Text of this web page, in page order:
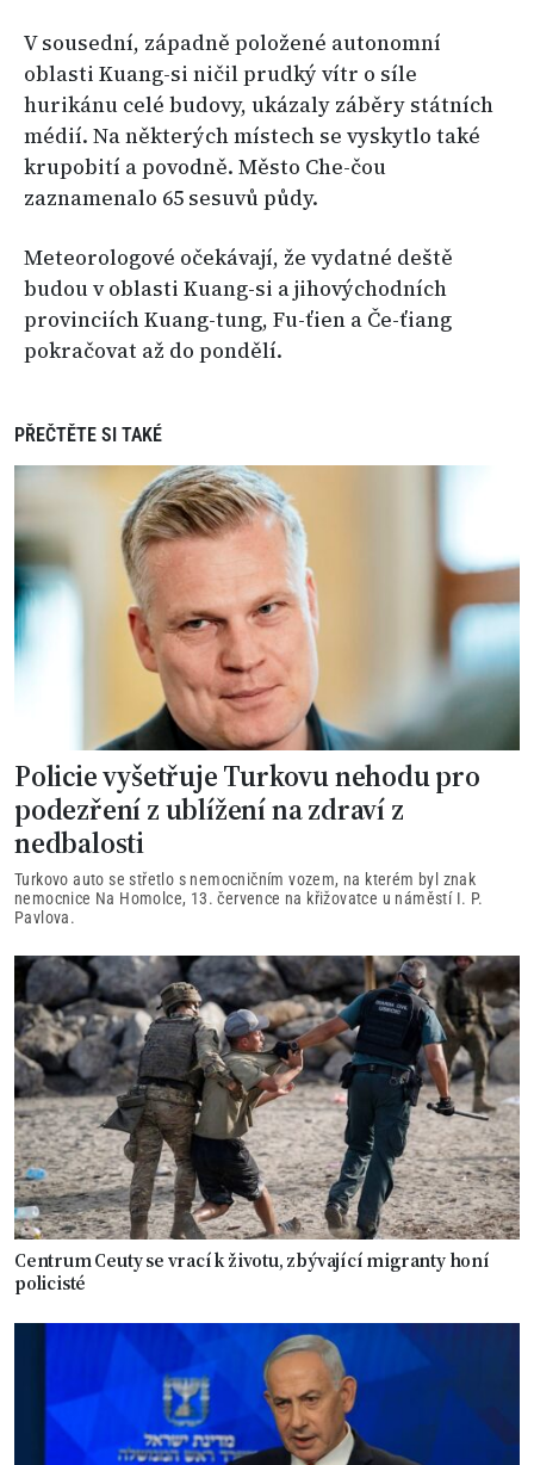
V sousední, západně položené autonomní
oblasti Kuang-si ničil prudký vítr o síle
hurikánu celé budovy, ukázaly záběry státních
médií. Na některých místech se vyskytlo také
krupobití a povodně. Město Che-čou
zaznamenalo 65 sesuvů půdy.
Meteorologové očekávají, že vydatné deště
budou v oblasti Kuang-si a jihovýchodních
provinciích Kuang-tung, Fu-ťien a Če-ťiang
pokračovat až do pondělí.
PŘEČTĚTE SI TAKÉ
Policie vyšetřuje Turkovu nehodu pro
podezření z ublížení na zdraví z
nedbalosti
Turkovo auto se střetlo s nemocničním vozem, na kterém byl znak
nemocnice Na Homolce, 13. července na křižovatce u náměstí I. P.
Pavlova.
Centrum Ceuty se vrací k životu, zbývající migranty honí
policisté